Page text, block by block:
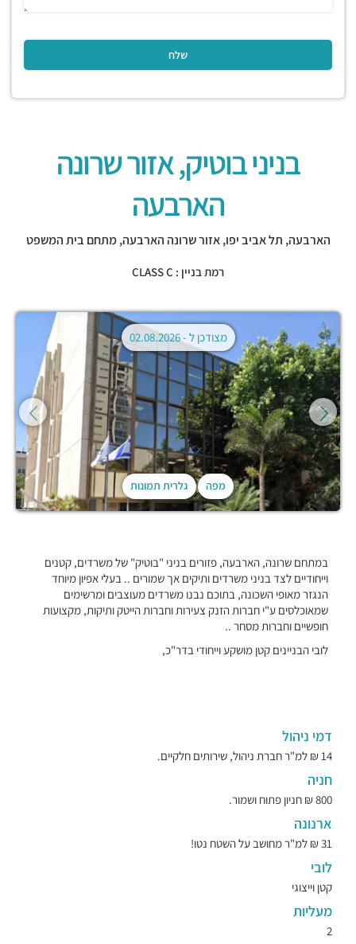
בניני בוטיק, אזור שרונה
הארבעה
הארבעה, תל אביב יפו,אזור שרונה הארבעה,מתחם בית המשפט
רמת בניין : CLASS C
מפה גלרית תמונות
מצודכן ל -02.08.2026
במתחם שרונה, הארבעה, פזורים בניני "בוטיק" של משרדים, קטנים
וייחודיים לצד בניני משרדים ותיקים אך שמורים .. בעלי אפיון מיוחד
הנגזר מאופי השכונה, בתוכם נבנו משרדים מעוצבים ומרשימים
שמאוכלסים ע"י חברות הזנק צעירות וחברות הייטק ותיקות, מקצועות
חופשיים וחברות מסחר ..
לובי הבניינים קטן מושקע וייחודי בדר"כ,
דמי ניהול
14 ₪ למ"ר חברת ניהול, שירותים חלקיים.
חניה
800 ₪ חניון פתוח ושמור.
ארנונה
31 ₪ למ"ר מחושב על השטח נטו!
לובי
קטן וייצוגי
מעליות
2